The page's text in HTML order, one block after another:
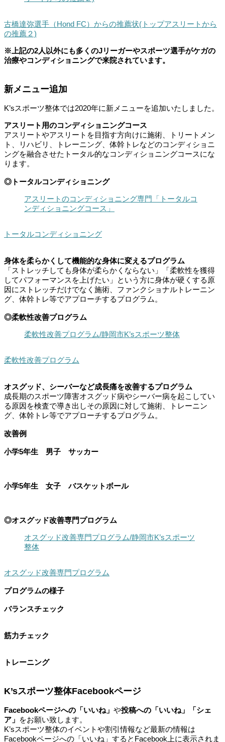
古橋達弥選手（Hond FC）からの推薦状(トップアスリートから
の推薦２)
※上記の2人以外にも多くのJリーガーやスポーツ選手がケガの
治療やコンディショニングで来院されています。
新メニュー追加
K’sスポーツ整体では2020年に新メニューを追加いたしました。
アスリート用のコンディショニングコース
アスリートやアスリートを目指す方向けに施術、トリートメン
ト、リハビリ、トレーニング、体幹トレなどのコンディショニ
ングを融合させたトータル的なコンディショニングコースにな
ります。
◎トータルコンディショニング
アスリートのコンディショニング専門「トータルコ
ンディショニングコース」
トータルコンディショニング
身体を柔らかくして機能的な身体に変えるプログラム
「ストレッチしても身体が柔らかくならない」「柔軟性を獲得
してパフォーマンスを上げたい」という方に身体が硬くする原
因にストレッチだけでなく施術、ファンクショナルトレーニン
グ、体幹トレ等でアプローチするプログラム。
◎柔軟性改善プログラム
柔軟性改善プログラム/静岡市K’sスポーツ整体
柔軟性改善プログラム
オスグッド、シーバーなど成長痛を改善するプログラム
成長期のスポーツ障害オスグッド病やシーバー病を起こしてい
る原因を検査で導き出しその原因に対して施術、トレーニン
グ、体幹トレ等でアプローチするプログラム。
改善例
小学5年生 男子 サッカー
小学5年生 女子 バスケットボール
◎オスグッド改善専門プログラム
オスグッド改善専門プログラム/静岡市K’sスポーツ
整体
オスグッド改善専門プログラム
プログラムの様子
バランスチェック
筋力チェック
トレーニング
K’sスポーツ整体Facebookページ
Facebookページへの「いいね」 や投稿への「いいね」「シェ
ア」 をお願い致します。
K’sスポーツ整体のイベントや割引情報など最新の情報は
Facebookページへの「いいね」するとFacebook上に表示されま